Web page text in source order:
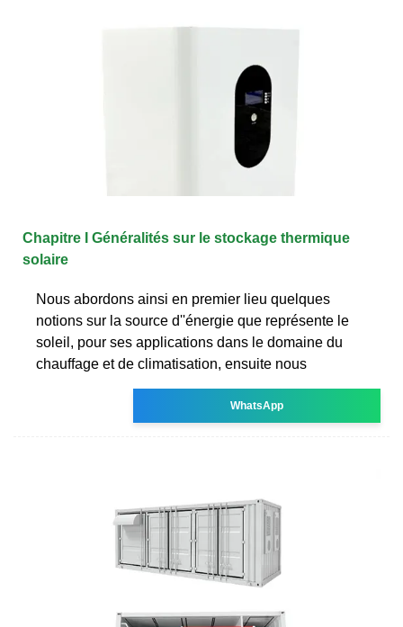
Chapitre I Généralités sur le stockage thermique
solaire
Nous abordons ainsi en premier lieu quelques
notions sur la source d''énergie que représente le
soleil, pour ses applications dans le domaine du
chauffage et de climatisation, ensuite nous
WhatsApp